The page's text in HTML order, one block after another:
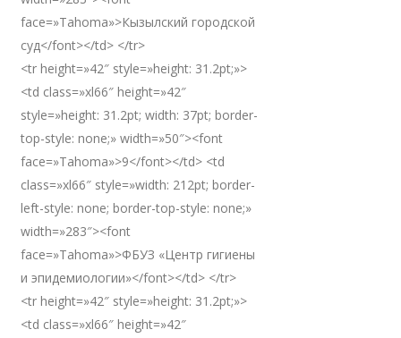
face=»Tahoma»>Кызылский городской
суд</font></td> </tr>
<tr height=»42″ style=»height: 31.2pt;»>
<td class=»xl66″ height=»42″
style=»height: 31.2pt; width: 37pt; border-
top-style: none;» width=»50″><font
face=»Tahoma»>9</font></td> <td
class=»xl66″ style=»width: 212pt; border-
left-style: none; border-top-style: none;»
width=»283″><font
face=»Tahoma»>ФБУЗ «Центр гигиены
и эпидемиологии»</font></td> </tr>
<tr height=»42″ style=»height: 31.2pt;»>
<td class=»xl66″ height=»42″